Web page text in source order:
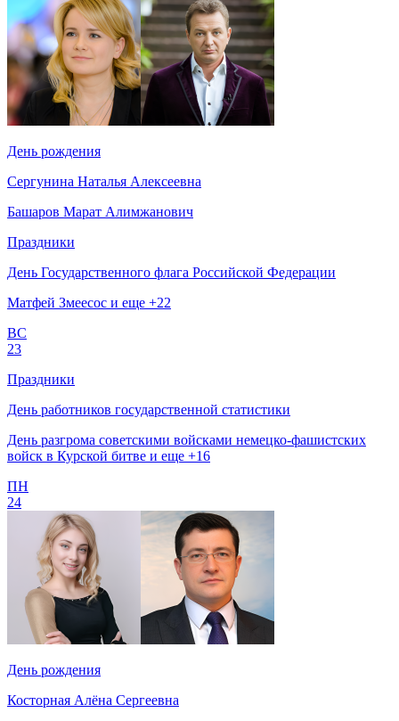
День рождения
Сергунина Наталья Алексеевна
Башаров Марат Алимжанович
Праздники
День Государственного флага Российской Федерации
Матфей Змеесос и еще +22
ВС
23
Праздники
День работников государственной статистики
День разгрома советскими войсками немецко-фашистских
войск в Курской битве и еще +16
ПН
24
День рождения
Косторная Алёна Сергеевна